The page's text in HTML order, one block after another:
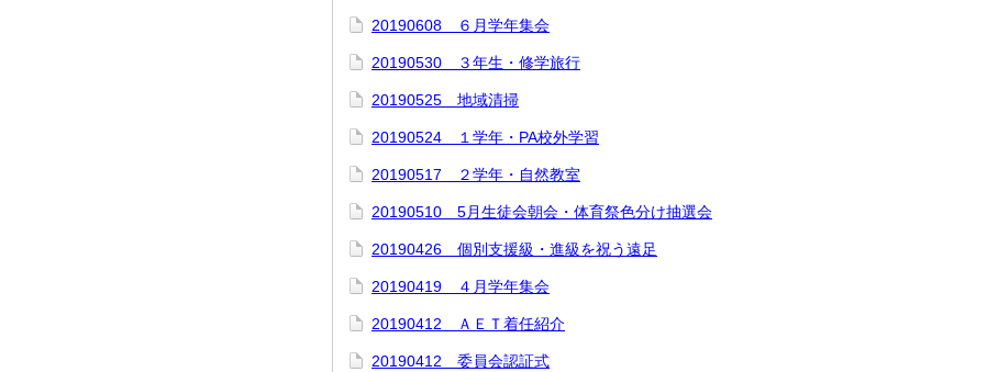
20190608 ６月学年集会
20190530 ３年生・修学旅行
20190525 地域清掃
20190524 １学年・PA校外学習
20190517 ２学年・自然教室
20190510 5月生徒会朝会・体育祭色分け抽選会
20190426 個別支援級・進級を祝う遠足
20190419 ４月学年集会
20190412 ＡＥＴ着任紹介
20190412 委員会認証式